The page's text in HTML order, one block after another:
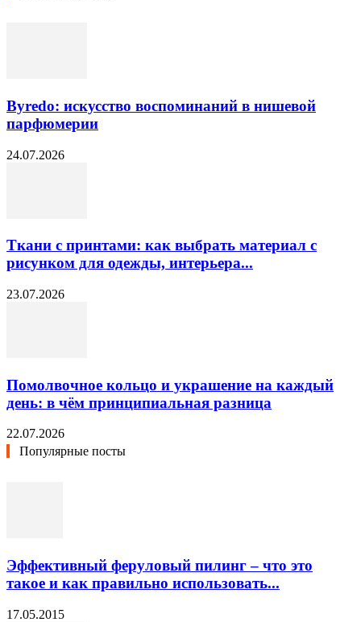
Byredo: искусство воспоминаний в нишевой
парфюмерии
24.07.2026
Ткани с принтами: как выбрать материал с
рисунком для одежды, интерьера...
23.07.2026
Помолвочное кольцо и украшение на каждый
день: в чём принципиальная разница
22.07.2026
Популярные посты
Эффективный феруловый пилинг – что это
такое и как правильно использовать...
17.05.2015